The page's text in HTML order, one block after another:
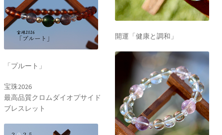
「プルート」
宝珠2026
最高品質クロムダイオプサイド
ブレスレット
開運「健康と調和」